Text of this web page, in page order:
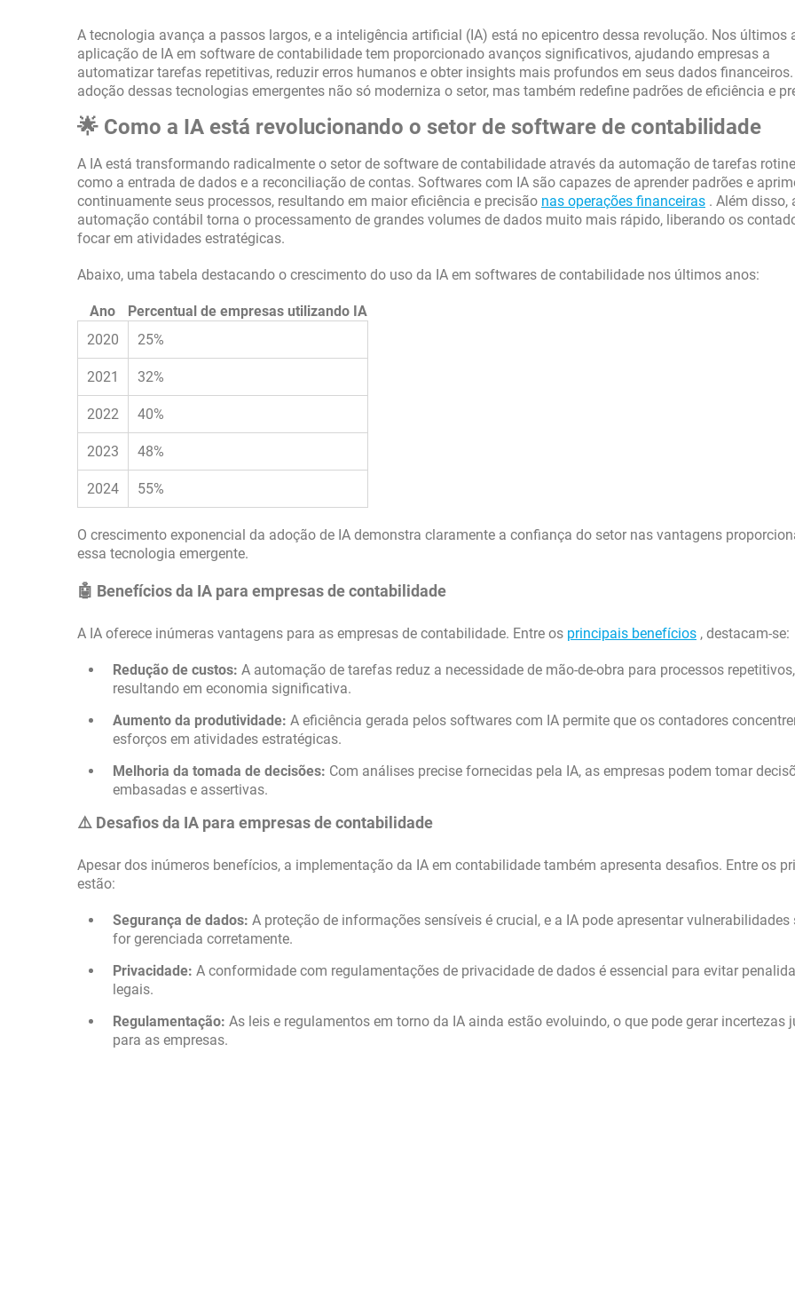
A tecnologia avança a passos largos, e a inteligência artificial (IA) está no epicentro dessa revolução. Nos últimos
aplicação de IA em software de contabilidade tem proporcionado avanços significativos, ajudando empresas a
automatizar tarefas repetitivas, reduzir erros humanos e obter insights mais profundos em seus dados
adoção dessas tecnologias emergentes não só moderniza o setor, mas também redefine padrões de eficiência e
🌟 Como a IA está revolucionando o setor de software de contabilidade
A IA está transformando radicalmente o setor de software de contabilidade através da automação de tarefas
como a entrada de dados e a reconciliação de contas. Softwares com IA são capazes de aprender padrões e
continuamente seus processos, resultando em maior eficiência e precisão nas operações financeiras . Além disso,
automação contábil torna o processamento de grandes volumes de dados muito mais rápido, liberando os
focar em atividades estratégicas.
Abaixo, uma tabela destacando o crescimento do uso da IA em softwares de contabilidade nos últimos anos:
Ano
Percentual de empresas utilizando IA
2020
25%
2021 32%
2022 40%
2023 48%
2024 55%
O crescimento exponencial da adoção de IA demonstra claramente a confiança do setor nas vantagens
essa tecnologia emergente.
🤖 Benefícios da IA para empresas de contabilidade
A IA oferece inúmeras vantagens para as empresas de contabilidade. Entre os principais benefícios , destacam-se:
Redução de custos: A automação de tarefas reduz a necessidade de mão-de-obra para processos repetitivos,
resultando em economia significativa.
Aumento da produtividade: A eficiência gerada pelos softwares com IA permite que os contadores
esforços em atividades estratégicas.
Melhoria da tomada de decisões: Com análises precise fornecidas pela IA, as empresas podem tomar
embasadas e assertivas.
⚠️ Desafios da IA para empresas de contabilidade
Apesar dos inúmeros benefícios, a implementação da IA em contabilidade também apresenta desafios. Entre os
estão:
Segurança de dados: A proteção de informações sensíveis é crucial, e a IA pode apresentar vulnerabilidades
for gerenciada corretamente.
Privacidade: A conformidade com regulamentações de privacidade de dados é essencial para evitar
legais.
Regulamentação: As leis e regulamentos em torno da IA ainda estão evoluindo, o que pode gerar incertezas
para as empresas.